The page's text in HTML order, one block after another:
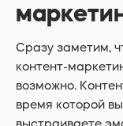
Сразу заметим,
контент-
возможно.
время которой
выстраиваете